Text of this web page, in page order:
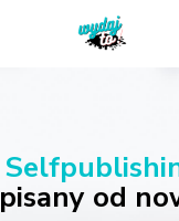
pisany od